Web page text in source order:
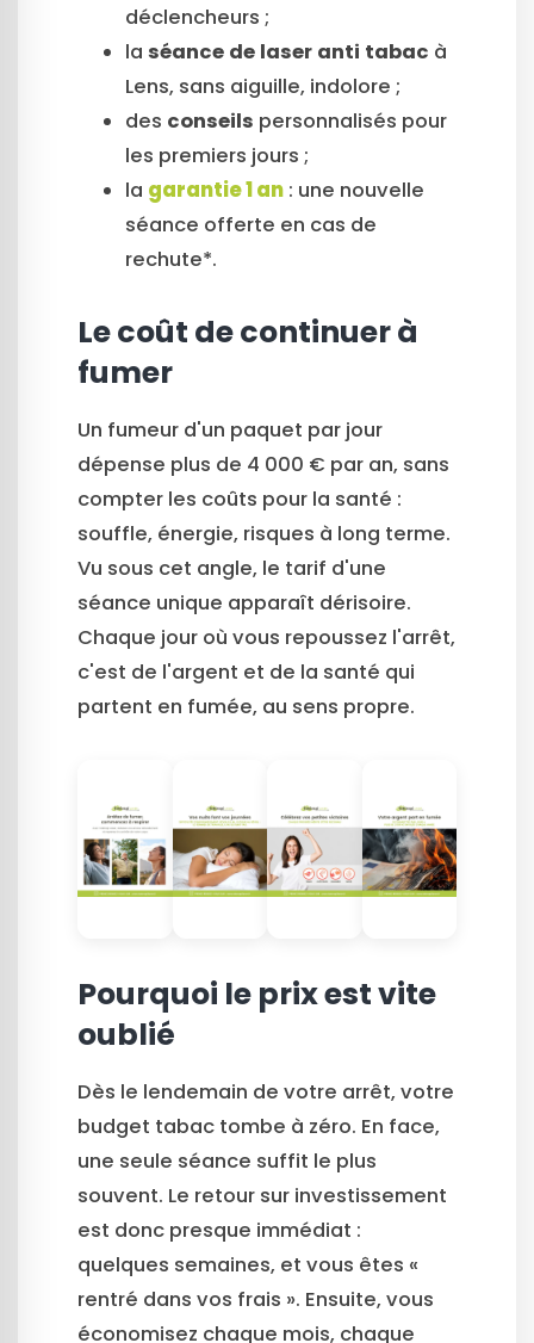
déclencheurs ;
la séance de laser anti tabac à
Lens, sans aiguille, indolore ;
des conseils personnalisés pour
les premiers jours ;
la garantie 1 an : une nouvelle
séance offerte en cas de
rechute*.
Le coût de continuer à
fumer
Un fumeur d'un paquet par jour
dépense plus de 4 000 € par an, sans
compter les coûts pour la santé :
souffle, énergie, risques à long terme.
Vu sous cet angle, le tarif d'une
séance unique apparaît dérisoire.
Chaque jour où vous repoussez l'arrêt,
c'est de l'argent et de la santé qui
partent en fumée, au sens propre.
Pourquoi le prix est vite
oublié
Dès le lendemain de votre arrêt, votre
budget tabac tombe à zéro. En face,
une seule séance suffit le plus
souvent. Le retour sur investissement
est donc presque immédiat :
quelques semaines, et vous êtes «
rentré dans vos frais ». Ensuite, vous
économisez chaque mois, chaque